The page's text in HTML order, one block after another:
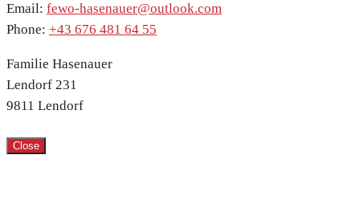
Email: fewo-hasenauer@outlook.com
Phone: +43 676 481 64 55
Familie Hasenauer
Lendorf 231
9811 Lendorf
Close